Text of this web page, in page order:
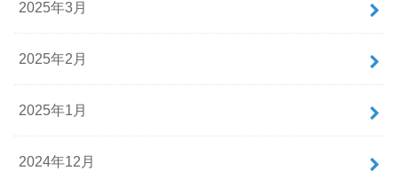
2025年3月
2025年2月
2025年1月
2024年12月